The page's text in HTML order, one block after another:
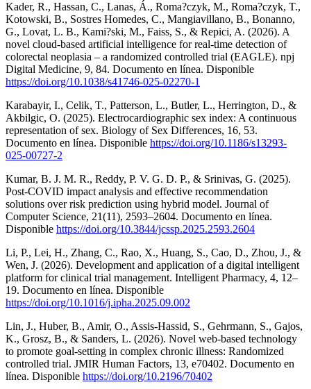
Kader, R., Hassan, C., Lanas, Á., Roma?czyk, M., Roma?czyk, T.,
Kotowski, B., Sostres Homedes, C., Mangiavillano, B., Bonanno,
G., Lovat, L. B., Kami?ski, M., Faiss, S., & Repici, A. (2026). A
novel cloud-based artificial intelligence for real-time detection of
colorectal neoplasia – a randomized controlled trial (EAGLE). npj
Digital Medicine, 9, 84. Documento en línea. Disponible
https://doi.org/10.1038/s41746-025-02270-1
Karabayir, I., Celik, T., Patterson, L., Butler, L., Herrington, D., &
Akbilgic, O. (2025). Electrocardiographic sex index: A continuous
representation of sex. Biology of Sex Differences, 16, 53.
Documento en línea. Disponible https://doi.org/10.1186/s13293-
025-00727-2
Kumar, B. J. M. R., Reddy, P. V. G. D. P., & Srinivas, G. (2025).
Post-COVID impact analysis and effective recommendation
solutions over risk prediction using hybrid model. Journal of
Computer Science, 21(11), 2593–2604. Documento en línea.
Disponible https://doi.org/10.3844/jcssp.2025.2593.2604
Li, P., Lei, H., Zhang, C., Rao, X., Huang, S., Cao, D., Zhou, J., &
Wen, J. (2026). Development and application of a digital intelligent
platform for clinical trial management. Intelligent Pharmacy, 4, 12–
19. Documento en línea. Disponible
https://doi.org/10.1016/j.ipha.2025.09.002
Lin, J., Huber, B., Amir, O., Assis-Hassid, S., Gehrmann, S., Gajos,
K., Grosz, B., & Sanders, L. (2026). Novel web-based technology
to promote goal-setting in complex chronic illness: Randomized
controlled trial. JMIR Human Factors, 13, e70402. Documento en
línea. Disponible https://doi.org/10.2196/70402